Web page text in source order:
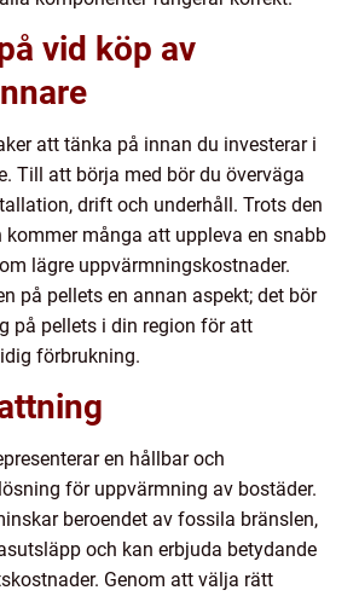
vid köp av
att tänka på innan du investerar i
Till att börja med bör du överväga
drift och underhåll. Trots den
många att uppleva en snabb
lägre uppvärmningskostnader.
på pellets en annan aspekt; det bör
på pellets i din region för att
förbrukning.
en hållbar och
för uppvärmning av bostäder.
beroendet av fossila bränslen,
och kan erbjuda betydande
Genom att välja rätt